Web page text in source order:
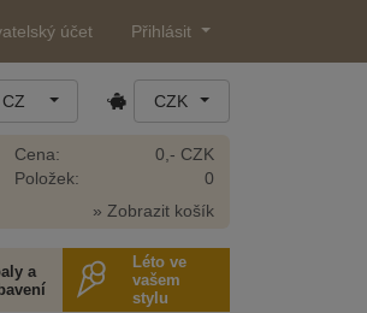
účet Přihlásit
CZ CZK
Cena:
Položek:
0,- CZK
0
» Zobrazit košík
a
Léto ve
vašem
stylu